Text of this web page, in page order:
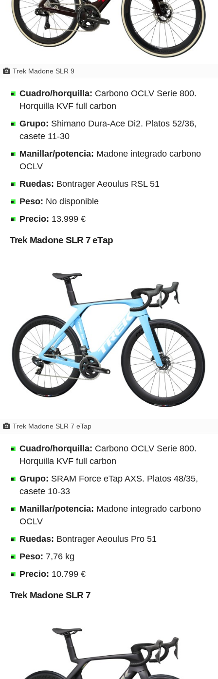
Trek Madone SLR 9
Cuadro/horquilla: Carbono OCLV Serie 800.
Horquilla KVF full carbon
Grupo: Shimano Dura-Ace Di2. Platos 52/36,
casete 11-30
Manillar/potencia: Madone integrado carbono
OCLV
Ruedas: Bontrager Aeoulus RSL 51
Peso: No disponible
Precio: 13.999 €
Trek Madone SLR 7 eTap
Trek Madone SLR 7 eTap
Cuadro/horquilla: Carbono OCLV Serie 800.
Horquilla KVF full carbon
Grupo: SRAM Force eTap AXS. Platos 48/35,
casete 10-33
Manillar/potencia: Madone integrado carbono
OCLV
Ruedas: Bontrager Aeoulus Pro 51
Peso: 7,76 kg
Precio: 10.799 €
Trek Madone SLR 7